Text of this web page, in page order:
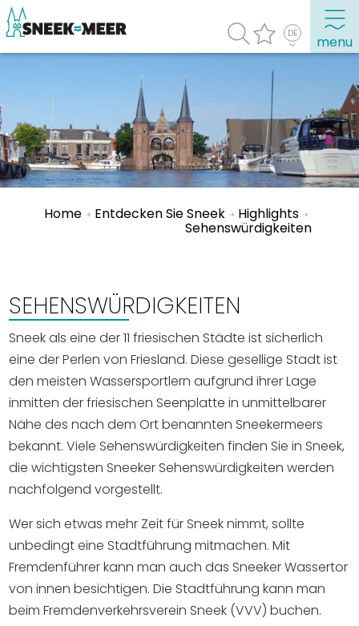
menu
Entdecken Sie Sneek
Informationen
Sneek besuchen
Highlights
Sehenswürdigkeiten
Essen, Trinken, Ausgehen
Wassersport
Übernachten
Einkaufen
Veranstaltungskalender
Häufig besuchte Seiten:
Stadtplan
VVV Sneek
Drahtloses Internet
Sehenswürdigkeiten
Home Entdecken Sie Sneek Highlights
Sehenswürdigkeiten
SEHENSWÜRDIGKEITEN
Sneek als eine der 11 friesischen Städte ist sicherlich
eine der Perlen von Friesland. Diese gesellige Stadt ist
den meisten Wassersportlern aufgrund ihrer Lage
inmitten der friesischen Seenplatte in unmittelbarer
Nähe des nach dem Ort benannten Sneekermeers
bekannt. Viele Sehenswürdigkeiten finden Sie in Sneek,
die wichtigsten Sneeker Sehenswürdigkeiten werden
nachfolgend vorgestellt.
Wer sich etwas mehr Zeit für Sneek nimmt, sollte
unbedingt eine Stadtführung mitmachen. Mit
Fremdenführer kann man auch das Sneeker Wassertor
von innen besichtigen. Die Stadtführung kann man
beim Fremdenverkehrsverein Sneek (VVV) buchen.